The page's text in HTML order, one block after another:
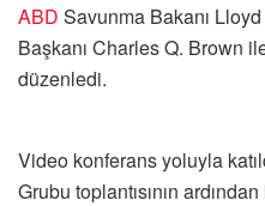
ABD Savunma Bakanı
Başkanı Charles Q. Brown
düzenledi.
Video konferans yoluyla
Grubu toplantısının